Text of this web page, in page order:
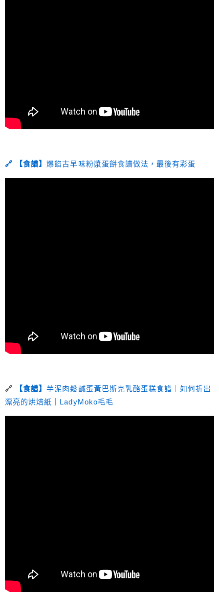
🔗 【食譜】爆餡古早味粉漿蛋餅食譜做法，最後有彩蛋
🔗 【食譜】芋泥肉鬆鹹蛋黃巴斯克乳酪蛋糕食譜｜如何折出
漂亮的烘焙紙｜LadyMoko毛毛